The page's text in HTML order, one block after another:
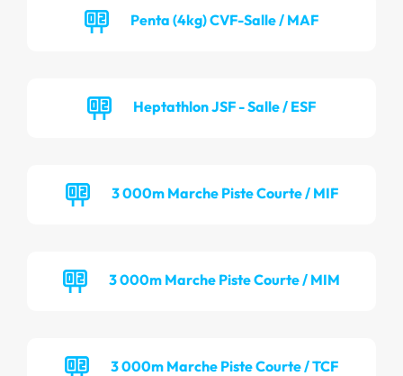
Penta (4kg) CVF-Salle / MAF
Heptathlon JSF - Salle / ESF
3 000m Marche Piste Courte / MIF
3 000m Marche Piste Courte / MIM
3 000m Marche Piste Courte / TCF